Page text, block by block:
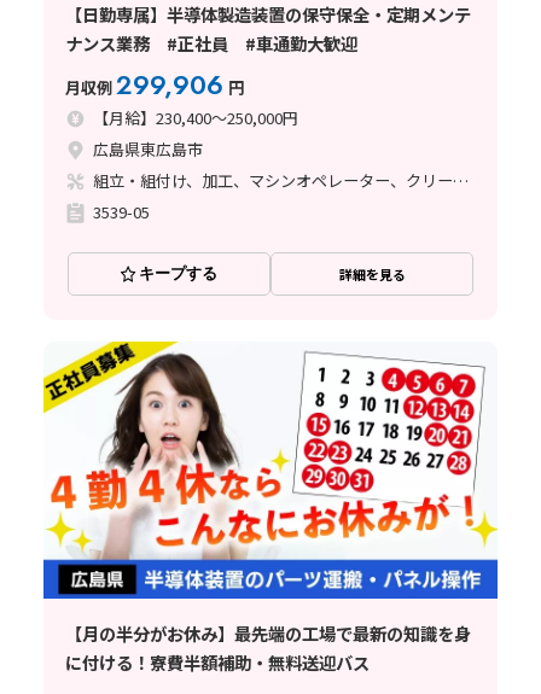
【日勤専属】半導体製造装置の保守保全・定期メンテ
ナンス業務 #正社員 #車通勤大歓迎
月収例299,906 円
【月給】230,400～250,000円
広島県東広島市
組立・組付け、加工、マシンオペレーター、クリーンルーム、清掃・洗浄、メンテナンス・保全、立ち作業
3539-05
キープする 詳細を見る
【月の半分がお休み】最先端の工場で最新の知識を身
に付ける！寮費半額補助・無料送迎バス